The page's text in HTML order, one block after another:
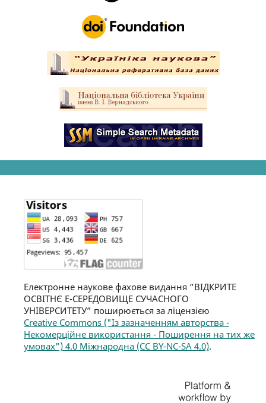
Електронне наукове фахове видання “ВІДКРИТЕ
ОСВІТНЄ Е-СЕРЕДОВИЩЕ СУЧАСНОГО
УНІВЕРСИТЕТУ” поширюється за ліцензією
Creative Commons ("Із зазначенням авторства -
Некомерційне використання - Поширення на тих же
умовах") 4.0 Міжнародна (CC BY-NC-SA 4.0).